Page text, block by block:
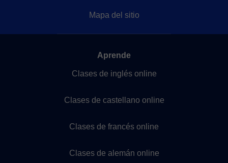
Mapa del sitio
Aprende
Clases de inglés online
Clases de castellano online
Clases de francés online
Clases de alemán online